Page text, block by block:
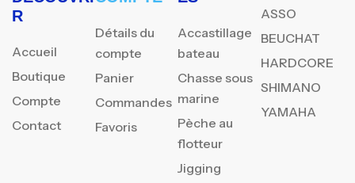
R
Accueil
Boutique
Compte
Contact
Détails du
compte
Panier
Commandes
Favoris
Accastillage
bateau
Chasse sous
marine
Pèche au
flotteur
Jigging
ASSO
BEUCHAT
HARDCORE
SHIMANO
YAMAHA